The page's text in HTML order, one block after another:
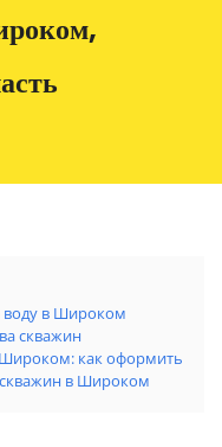
воду в Широком
скважин
Широком: как оформить
в Широком